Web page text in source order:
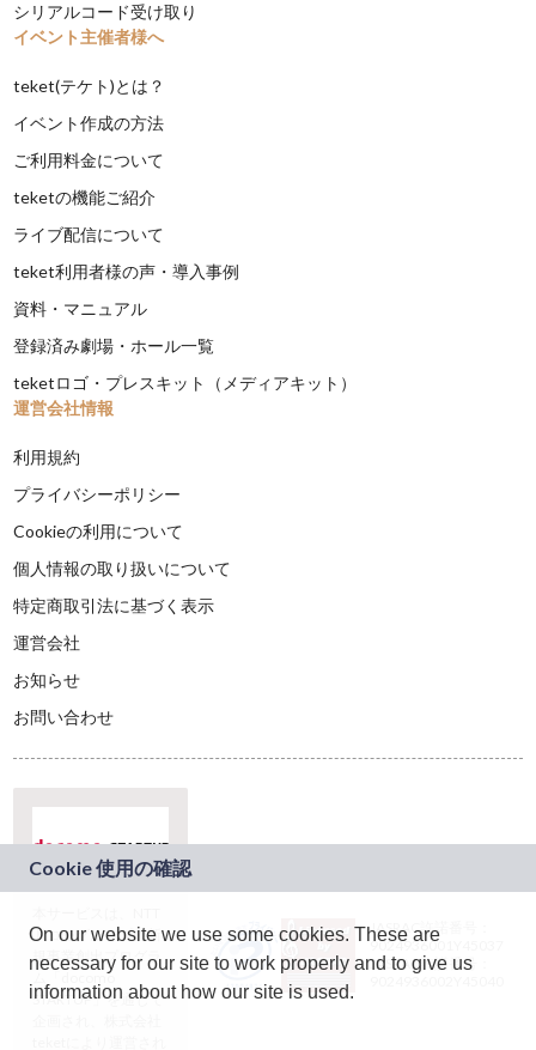
シリアルコード受け取り
イベント主催者様へ
teket(テケト)とは？
イベント作成の方法
ご利用料金について
teketの機能ご紹介
ライブ配信について
teket利用者様の声・導入事例
資料・マニュアル
登録済み劇場・ホール一覧
teketロゴ・プレスキット（メディアキット）
運営会社情報
利用規約
プライバシーポリシー
Cookieの利用について
個人情報の取り扱いについて
特定商取引法に基づく表示
運営会社
お知らせ
お問い合わせ
ドコモグループの新
規事業創出プログラ
ム「docomo
STARTUP」を通じて
JASRAC許諾番号：
9024936001Y45037
JASRAC許諾番号：
On our website we use some cookies. These are
necessary for our site to work properly and to give us
information about how our site is used.